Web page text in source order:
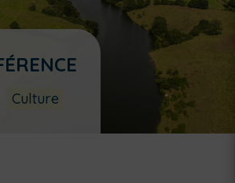
Culture